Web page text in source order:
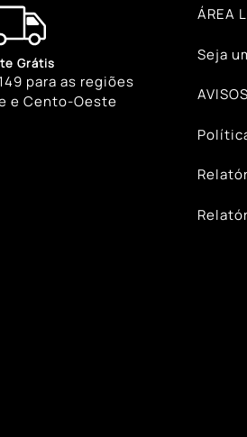
Grátis
para as regiões
e Cento-Oeste
ÁREA
Seja
AVISOS